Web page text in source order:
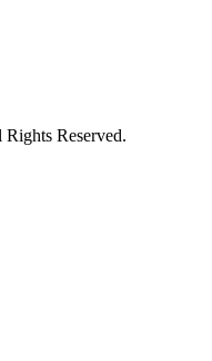
Reserved.